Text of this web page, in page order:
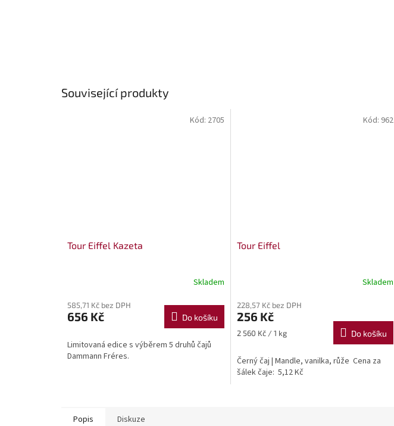
Související produkty
Tour Eiffel Kazeta
Skladem
585,71 Kč bez DPH
656 Kč Do košíku
Limitovaná edice s výběrem 5 druhů čajů
Dammann Fréres.
Kód: 2705
Tour Eiffel
Skladem
228,57 Kč bez DPH
256 Kč
Měrná
2 560 Kč / 1 kg Do košíku
Černý čaj | Mandle, vanilka, růže Cena za
šálek čaje: 5,12 Kč
Kód: 962
Popis Diskuze